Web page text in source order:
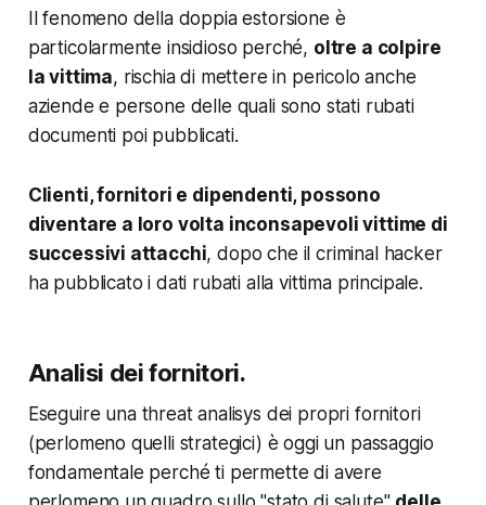
Il fenomeno della doppia estorsione è
particolarmente insidioso perché, oltre a colpire
la vittima, rischia di mettere in pericolo anche
aziende e persone delle quali sono stati rubati
documenti poi pubblicati.
Clienti, fornitori e dipendenti, possono
diventare a loro volta inconsapevoli vittime di
successivi attacchi, dopo che il criminal hacker
ha pubblicato i dati rubati alla vittima principale.
Analisi dei fornitori.
Eseguire una threat analisys dei propri fornitori
(perlomeno quelli strategici) è oggi un passaggio
fondamentale perché ti permette di avere